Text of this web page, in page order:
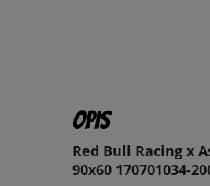
Opis
Red Bull Racing x
90x60 170701034-